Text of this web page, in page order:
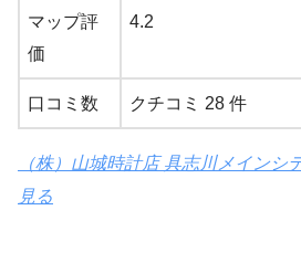
マップ評
価
4.2
口コミ数 クチコミ 28 件
（株）山城時計店 具志川メインシ
見る